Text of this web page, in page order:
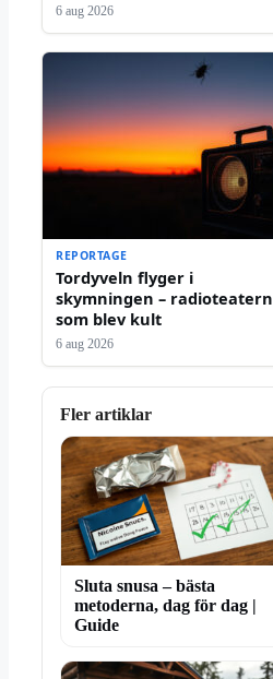
6 aug 2026
REPORTAGE
Tordyveln flyger i
skymningen – radioteatern
som blev kult
6 aug 2026
Fler artiklar
Sluta snusa – bästa
metoderna, dag för dag |
Guide